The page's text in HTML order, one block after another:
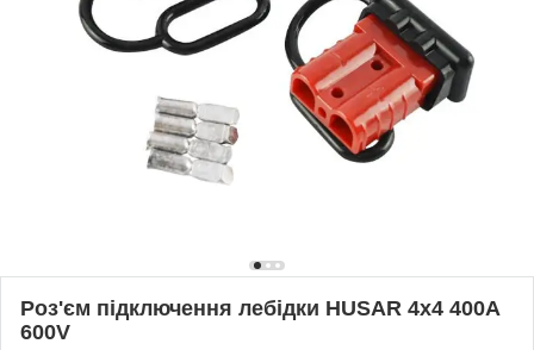
Роз'єм підключення лебідки HUSAR 4x4 400А
600V